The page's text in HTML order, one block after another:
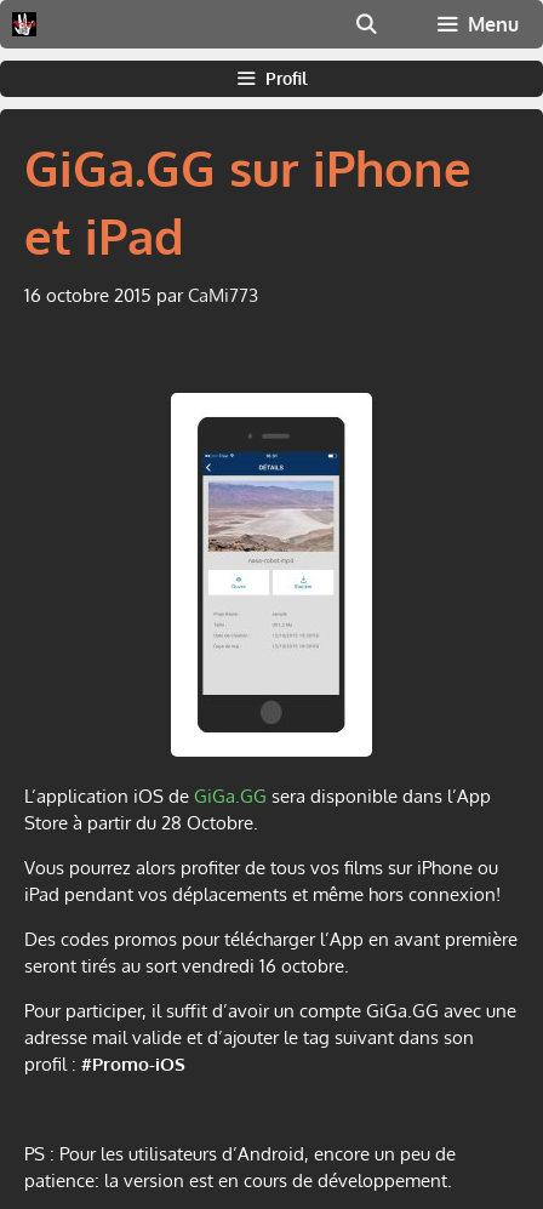
Aller
au
contenu
Menu
Profil
GiGa.GG sur iPhone
et iPad
16 octobre 2015 parCaMi773
L’application iOS de GiGa.GG sera disponible dans l’App
Store à partir du 28 Octobre.
Vous pourrez alors profiter de tous vos films sur iPhone ou
iPad pendant vos déplacements et même hors connexion!
Des codes promos pour télécharger l’App en avant première
seront tirés au sort vendredi 16 octobre.
Pour participer, il suffit d’avoir un compte GiGa.GG avec une
adresse mail valide et d’ajouter le tag suivant dans son
profil : #Promo-iOS
PS : Pour les utilisateurs d’Android, encore un peu de
patience: la version est en cours de développement.